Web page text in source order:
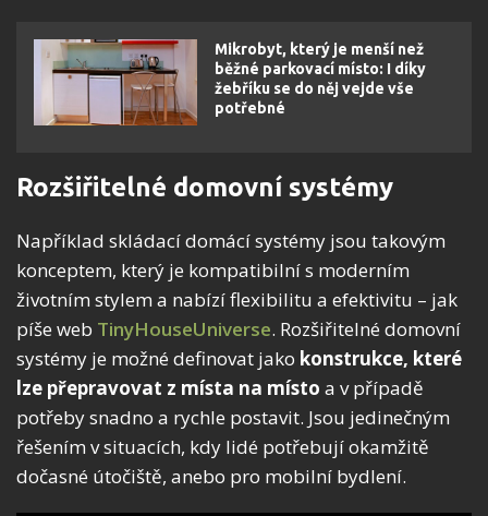
Mikrobyt, který je menší než
běžné parkovací místo: I díky
žebříku se do něj vejde vše
potřebné
Rozšiřitelné domovní systémy
Například skládací domácí systémy jsou takovým
konceptem, který je kompatibilní s moderním
životním stylem a nabízí flexibilitu a efektivitu – jak
píše web TinyHouseUniverse. Rozšiřitelné domovní
systémy je možné definovat jako konstrukce, které
lze přepravovat z místa na místo a v případě
potřeby snadno a rychle postavit. Jsou jedinečným
řešením v situacích, kdy lidé potřebují okamžitě
dočasné útočiště, anebo pro mobilní bydlení.